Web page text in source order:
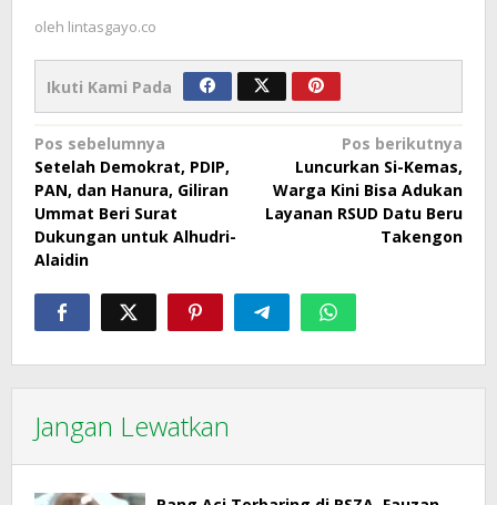
oleh lintasgayo.co
Ikuti Kami Pada
Navigasi
pos
Pos sebelumnya
Setelah Demokrat, PDIP,
PAN, dan Hanura, Giliran
Ummat Beri Surat
Dukungan untuk Alhudri-
Alaidin
Pos berikutnya
Luncurkan Si-Kemas,
Warga Kini Bisa Adukan
Layanan RSUD Datu Beru
Takengon
Jangan Lewatkan